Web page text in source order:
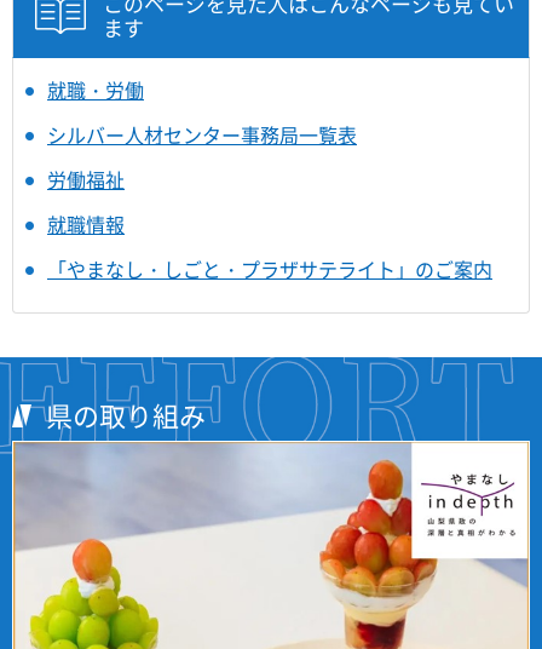
ます
就職・労働
シルバー人材センター事務局一覧表
労働福祉
就職情報
「やまなし・しごと・プラザサテライト」のご案内
県の取り組み